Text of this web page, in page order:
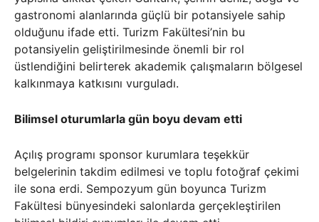
gastronomi alanlarında güçlü bir potansiyele sahip
olduğunu ifade etti. Turizm Fakültesi’nin bu
potansiyelin geliştirilmesinde önemli bir rol
üstlendiğini belirterek akademik çalışmaların bölgesel
kalkınmaya katkısını vurguladı.
Bilimsel oturumlarla gün boyu devam etti
Açılış programı sponsor kurumlara teşekkür
belgelerinin takdim edilmesi ve toplu fotoğraf çekimi
ile sona erdi. Sempozyum gün boyunca Turizm
Fakültesi bünyesindeki salonlarda gerçekleştirilen